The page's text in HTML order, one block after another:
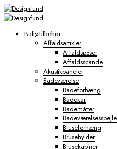
Boligtilbehør
Affaldsartikler
Affaldsposer
Affaldsspande
Akustikpaneler
Badeværelse
Badeforhæng
Badekar
Bademåtter
Badeværelsesspejle
Bruseforhæng
Brusehylder
Brusekabiner